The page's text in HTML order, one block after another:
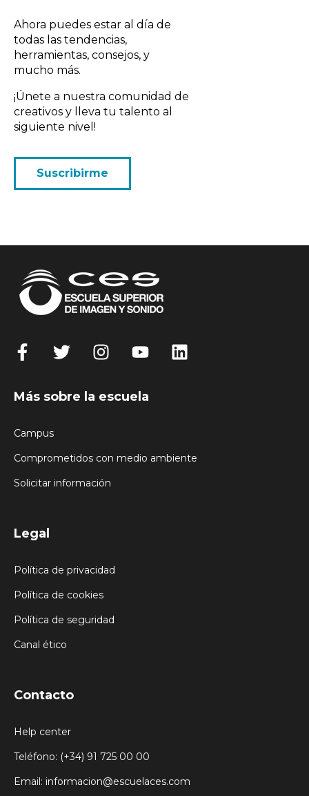
Ahora puedes estar al día de
todas las tendencias,
herramientas, consejos, y
mucho más.
¡Únete a nuestra comunidad de
creativos y lleva tu talento al
siguiente nivel!
Suscribirme
Más sobre la escuela
Campus
Comprometidos con medio ambiente
Solicitar información
Legal
Política de privacidad
Política de cookies
Política de seguridad
Canal ético
Contacto
Help center
Teléfono: (+34) 91 725 00 00
Email: informacion@escuelaces.com